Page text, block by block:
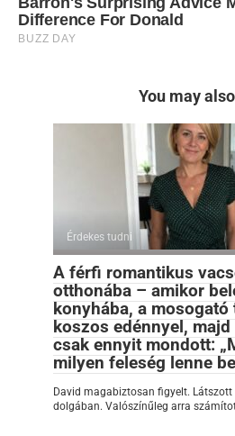
You may
Érdekes tudni
A férfi romantikus
otthonába – amikor
konyhába, a mosogató
koszos edénnyel,
csak ennyit mondott:
milyen feleség lenne
David magabiztosan figyelt. Látszott
dolgában. Valószínűleg arra